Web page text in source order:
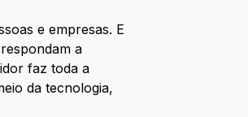
e empresas. E
a
faz toda a
da tecnologia,